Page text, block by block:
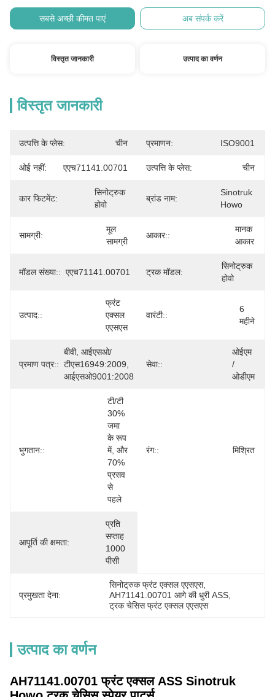
सबसे अच्छी कीमत पाएं अब संपर्क करें
विस्तृत जानकारी उत्पाद का वर्णन
विस्तृत जानकारी
उत्पत्ति के प्लेस: चीन प्रमाणन: ISO9001
ओई नहीं: एएच71141.00701 उत्पत्ति के प्लेस: चीन
कार फिटमेंट:
सिनोट्रुक
होवो
ब्रांड नाम:
Sinotruk
Howo
सामग्री:
मूल
सामग्री
आकार::
मानक
आकार
मॉडल संख्या:: एएच71141.00701 ट्रक मॉडल:
सिनोट्रुक
होवो
उत्पाद::
फ्रंट
एक्सल
एएसएस
वारंटी::
6
महीने
प्रमाण पत्र::
बीवी, आईएसओ/
टीएस16949:2009,
आईएसओ9001:2008
सेवा::
ओईएम
/
ओडीएम
भुगतान::
टी/टी
30%
जमा
के रूप
में, और
70%
प्रसव
से
पहले
रंग:: मिश्रित
आपूर्ति की क्षमता:
प्रति
सप्ताह
1000
पीसी
प्रमुखता देना:
सिनोट्रुक फ्रंट एक्सल एएसएस,
AH71141.00701 आगे की धुरी ASS
ट्रक चेसिस फ्रंट एक्सल एएसएस
उत्पाद का वर्णन
AH71141.00701 फ्रंट एक्सल ASS Sinotruk